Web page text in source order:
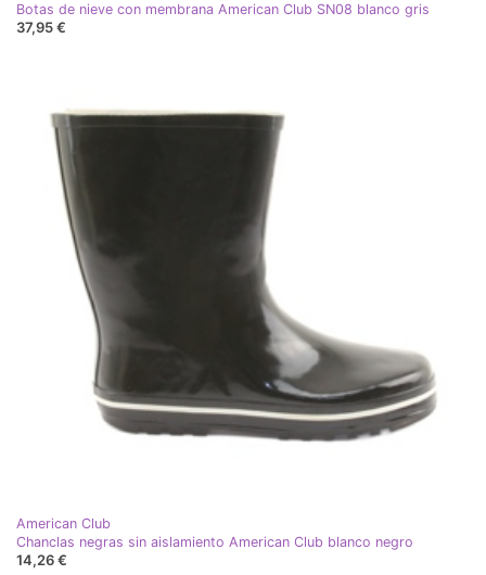
Botas de nieve con membrana American Club SN08 blanco gris
37,95 €
American Club
Chanclas negras sin aislamiento American Club blanco negro
14,26 €